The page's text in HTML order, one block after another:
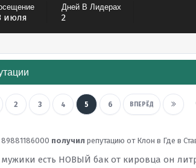
июля
Дней В Лидерах
2
2 3 4 5 6 ВПЕРЁД
89881186000 получил репутацию от Клон в Где в
мужики есть НОВЫЙ бак от кировца он